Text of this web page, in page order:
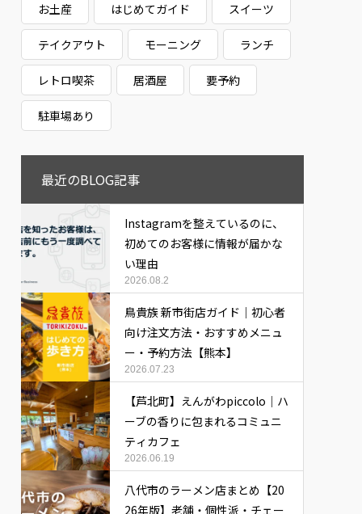
お土産 はじめてガイド スイーツ
テイクアウト モーニング ランチ
レトロ喫茶 居酒屋 要予約
駐車場あり
最近のBLOG記事
Instagramを整えているのに、
初めてのお客様に情報が届かな
い理由
2026.08.2
鳥貴族 新市街店ガイド｜初心者
向け注文方法・おすすめメニュ
ー・予約方法【熊本】
2026.07.23
【芦北町】えんがわpiccolo｜ハ
ーブの香りに包まれるコミュニ
ティカフェ
2026.06.19
八代市のラーメン店まとめ【20
26年版】老舗・個性派・チェー